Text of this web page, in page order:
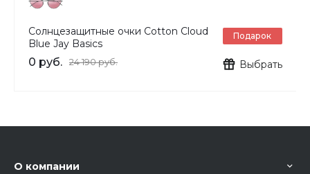
Солнцезащитные очки Cotton Cloud
Blue Jay Basics
0 руб. 24 190 руб.
Подарок
Выбрать
О компании